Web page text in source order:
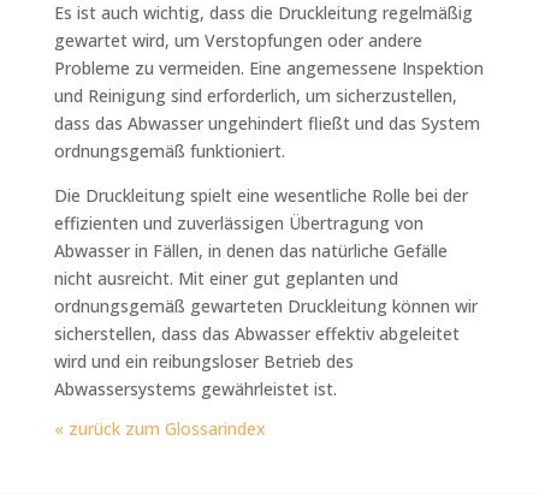
Es ist auch wichtig, dass die Druckleitung regelmäßig
gewartet wird, um Verstopfungen oder andere
Probleme zu vermeiden. Eine angemessene Inspektion
und Reinigung sind erforderlich, um sicherzustellen,
dass das Abwasser ungehindert fließt und das System
ordnungsgemäß funktioniert.
Die Druckleitung spielt eine wesentliche Rolle bei der
effizienten und zuverlässigen Übertragung von
Abwasser in Fällen, in denen das natürliche Gefälle
nicht ausreicht. Mit einer gut geplanten und
ordnungsgemäß gewarteten Druckleitung können wir
sicherstellen, dass das Abwasser effektiv abgeleitet
wird und ein reibungsloser Betrieb des
Abwassersystems gewährleistet ist.
« zurück zum Glossarindex